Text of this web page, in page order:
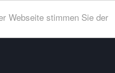
Webseite stimmen Sie der